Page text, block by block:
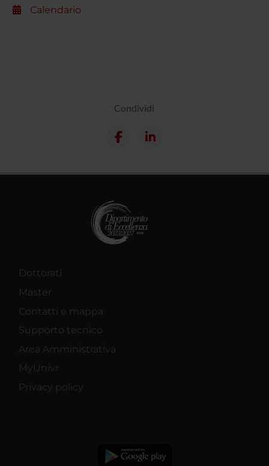
Calendario
Condividi
Dottorati
Master
Contatti e mappa
Supporto tecnico
Area Amministrativa
MyUnivr
Privacy policy